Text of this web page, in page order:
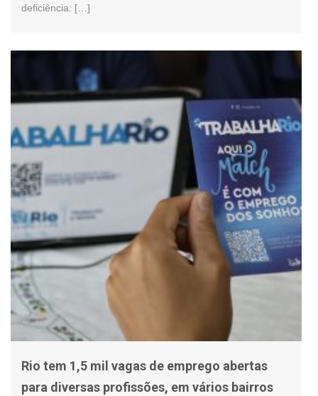
deficiência. […]
Rio tem 1,5 mil vagas de emprego abertas
para diversas profissões, em vários bairros